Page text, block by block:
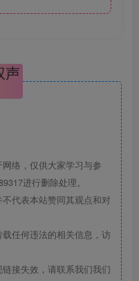
声
络，仅供大家学习与参
进行删除处理。
代表本站赞同其观点和对
任何违法的相关信息，访
接失效，请联系我们我们